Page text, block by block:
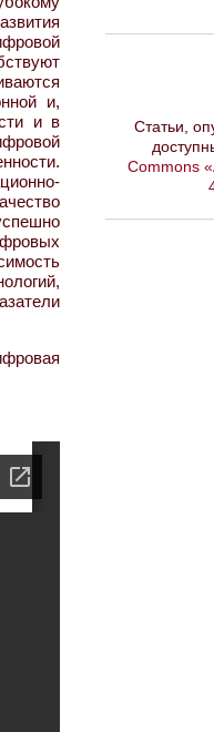
и,
и в
Статьи,
Commons